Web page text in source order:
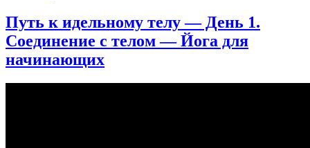
КАК
влюбиться
в
ЙОГУ
за
Путь к идельному телу — День 1.
Соединение с телом — Йога для
начинающих